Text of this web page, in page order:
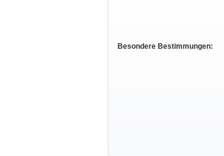
Besondere Bestimmungen: